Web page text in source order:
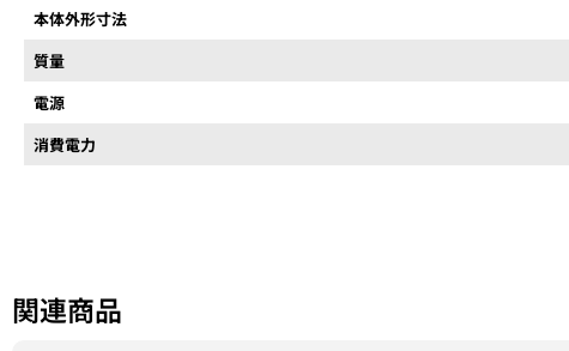
本体外形寸法
質量
電源
消費電力
関連商品